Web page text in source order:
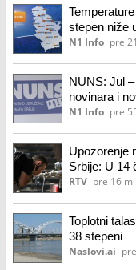
stepen niže
N1 Info pre
NUNS: Jul
novinara i
N1 Info pre
Upozorenje
Srbije: U 14
RTV pre 16
Toplotni
38 stepeni
Naslovi.ai